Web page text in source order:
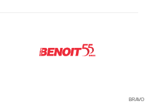
BRAVO